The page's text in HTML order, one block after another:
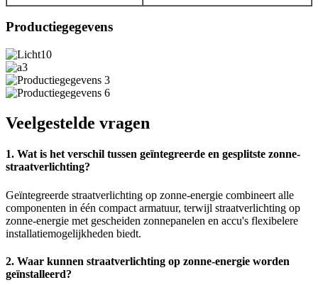
Productiegegevens
Veelgestelde vragen
1. Wat is het verschil tussen geïntegreerde en gesplitste zonne-
straatverlichting?
Geïntegreerde straatverlichting op zonne-energie combineert alle
componenten in één compact armatuur, terwijl straatverlichting op
zonne-energie met gescheiden zonnepanelen en accu's flexibelere
installatiemogelijkheden biedt.
2. Waar kunnen straatverlichting op zonne-energie worden
geïnstalleerd?